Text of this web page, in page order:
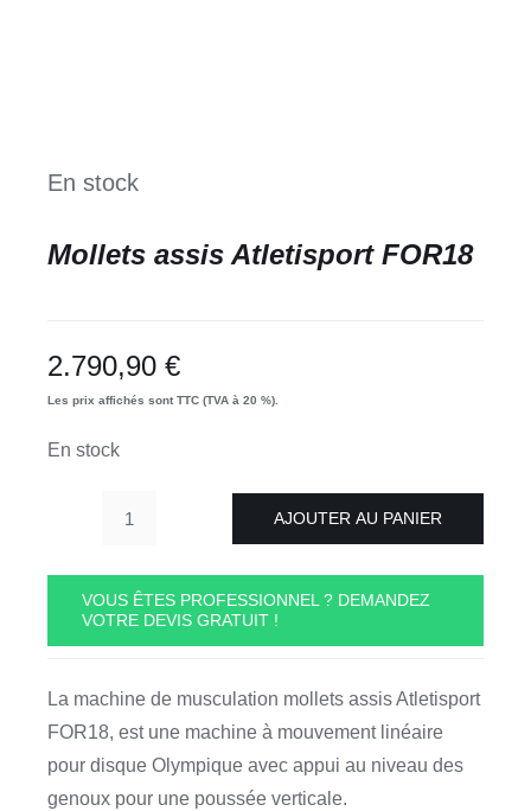
En stock
Mollets assis Atletisport FOR18
2.790,90 €
Les prix affichés sont TTC (TVA à 20 %).
En stock
quantité
Mollets
assis
AJOUTER AU PANIER
VOUS ÊTES PROFESSIONNEL ? DEMANDEZ
VOTRE DEVIS GRATUIT !
La machine de musculation mollets assis Atletisport
FOR18, est une machine à mouvement linéaire
pour disque Olympique avec appui au niveau des
genoux pour une poussée verticale.